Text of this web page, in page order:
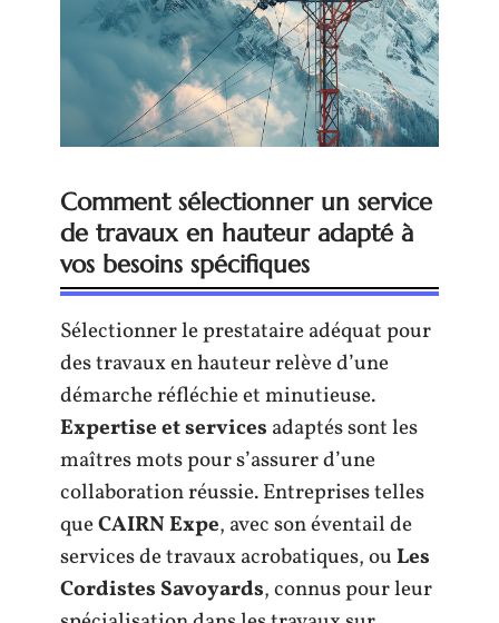
Comment sélectionner un service
de travaux en hauteur adapté à
vos besoins spécifiques
Sélectionner le prestataire adéquat pour
des travaux en hauteur relève d’une
démarche réfléchie et minutieuse.
Expertise et services adaptés sont les
maîtres mots pour s’assurer d’une
collaboration réussie. Entreprises telles
queCAIRN Expe, avec son éventail de
services de travaux acrobatiques, ouLes
Cordistes Savoyards, connus pour leur